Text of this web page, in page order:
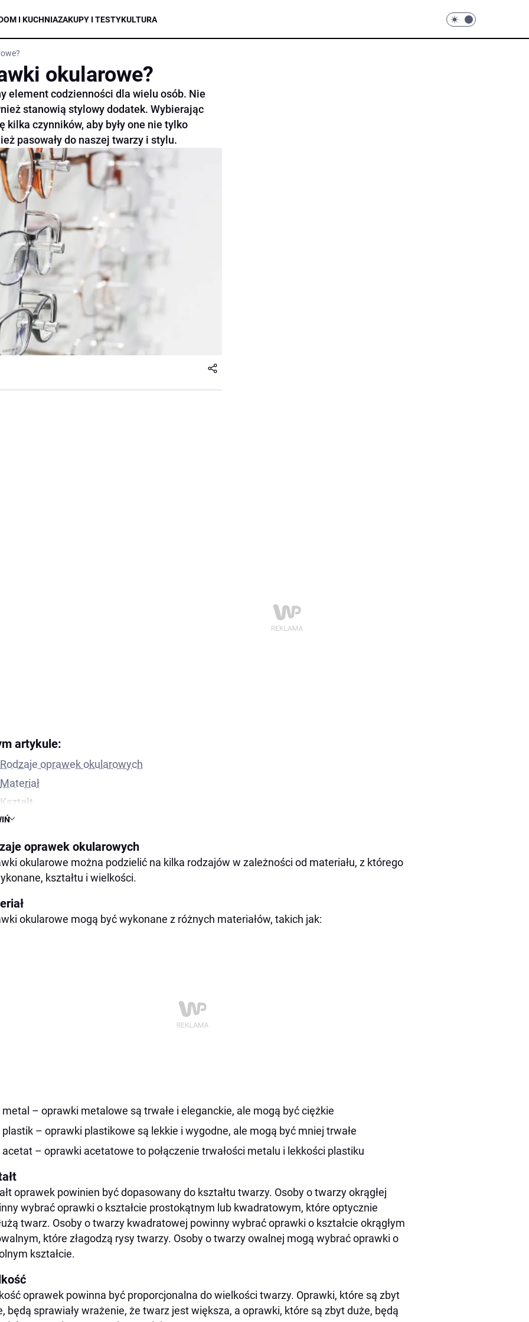
I KUCHNIAZAKUPY I TESTYKULTURA
okularowe?
element codzienności dla wielu osób. Nie
stanowią stylowy dodatek. Wybierając
kilka czynników, aby były one nie tylko
pasowały do naszej twarzy i stylu.
artykule:
Rodzaje oprawek okularowych
Materiał
Kształt
Wielkość
Funkcje dodatkowe
Jak wybrać oprawki okularowe?
Porady praktyczne
Gdzie kupić oprawki okularowe?
123Okulary.pl – szeroki wybór oprawek okularowych
oprawek okularowych
okularowe można podzielić na kilka rodzajów w zależności od materiału, z którego
kształtu i wielkości.
okularowe mogą być wykonane z różnych materiałów, takich jak:
metal – oprawki metalowe są trwałe i eleganckie, ale mogą być ciężkie
plastik – oprawki plastikowe są lekkie i wygodne, ale mogą być mniej trwałe
acetat – oprawki acetatowe to połączenie trwałości metalu i lekkości plastiku
oprawek powinien być dopasowany do kształtu twarzy. Osoby o twarzy okrągłej
wybrać oprawki o kształcie prostokątnym lub kwadratowym, które optycznie
twarz. Osoby o twarzy kwadratowej powinny wybrać oprawki o kształcie okrągłym
które złagodzą rysy twarzy. Osoby o twarzy owalnej mogą wybrać oprawki o
kształcie.
oprawek powinna być proporcjonalna do wielkości twarzy. Oprawki, które są zbyt
będą sprawiały wrażenie, że twarz jest większa, a oprawki, które są zbyt duże, będą